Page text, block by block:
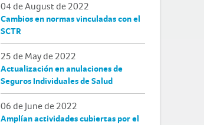
04 de August de 2022
Cambios en normas vinculadas con el
SCTR
25 de May de 2022
Actualización en anulaciones de
Seguros Individuales de Salud
06 de June de 2022
Amplían actividades cubiertas por el